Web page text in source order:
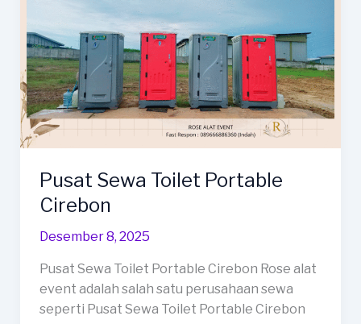
Pusat Sewa Toilet Portable
Cirebon
Desember 8, 2025
Pusat Sewa Toilet Portable Cirebon Rose alat
event adalah salah satu perusahaan sewa
seperti Pusat Sewa Toilet Portable Cirebon